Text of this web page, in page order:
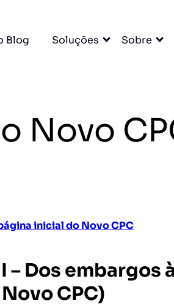
Blog Soluções Sobre
Novo
inicial do Novo CPC
– Dos embargos
CPC)